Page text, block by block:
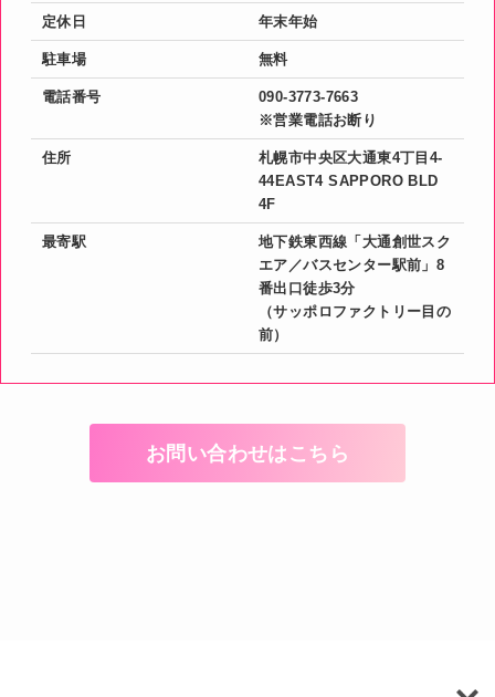
定休日 年末年始
駐車場 無料
電話番号
090-3773-7663
※営業電話お断り
住所
札幌市中央区大通東4丁目4-
44EAST4 SAPPORO BLD
4F
最寄駅
地下鉄東西線「大通創世スク
エア／バスセンター駅前」8
番出口徒歩3分
（サッポロファクトリー目の
前）
お問い合わせはこちら